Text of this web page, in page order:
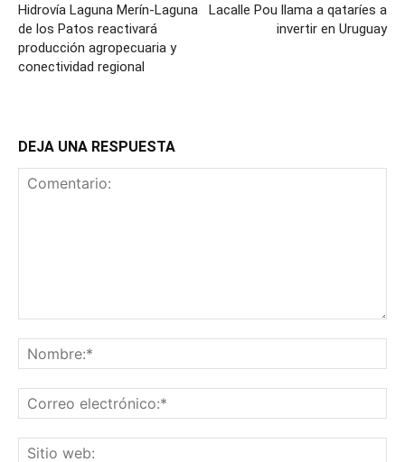
Hidrovía Laguna Merín-Laguna
de los Patos reactivará
producción agropecuaria y
conectividad regional
Lacalle Pou llama a qataríes a
invertir en Uruguay
DEJA UNA RESPUESTA